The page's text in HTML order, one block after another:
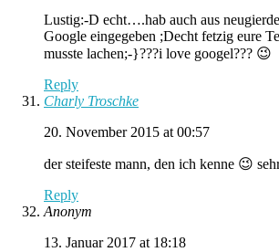
Lustig:-D echt….hab auch aus
Google eingegeben ;Decht fetzig eure
musste lachen;-}???i love googel??? 😉
Reply
Charly Troschke
20. November 2015 at 00:57
der steifeste mann, den ich kenne 😉
Reply
Anonym
13. Januar 2017 at 18:18